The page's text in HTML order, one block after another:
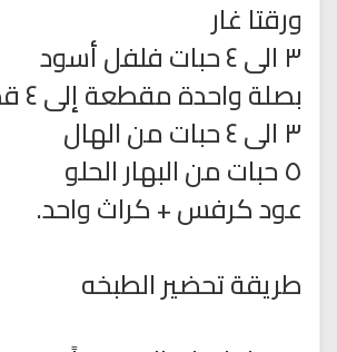
ورقتا غار
٣ الى ٤ حبات فلفل أسود
بصلة واحدة مقطعة إلى ٤ قطع
٣ الى ٤ حبات من الهال
٥ حبات من البهار الحلو
عود كرفس + كراث واحد.
طريقة تحضير الطبخه